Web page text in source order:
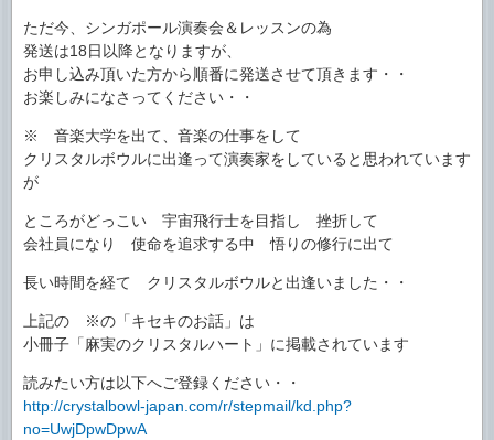
ただ今、シンガポール演奏会＆レッスンの為
発送は18日以降となりますが、
お申し込み頂いた方から順番に発送させて頂きます・・
お楽しみになさってください・・
※ 音楽大学を出て、音楽の仕事をして
クリスタルボウルに出逢って演奏家をしていると思われています
が
ところがどっこい 宇宙飛行士を目指し 挫折して
会社員になり 使命を追求する中 悟りの修行に出て
長い時間を経て クリスタルボウルと出逢いました・・
上記の ※の「キセキのお話」は
小冊子「麻実のクリスタルハート」に掲載されています
読みたい方は以下へご登録ください・・
http://crystalbowl-japan.com/r/stepmail/kd.php?
no=UwjDpwDpwA